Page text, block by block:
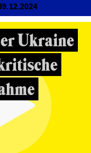
09.12.2024
Ukraine